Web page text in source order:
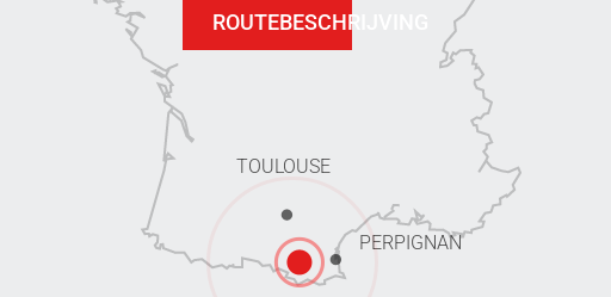
TOULOUSE
PERPIGNAN
ROUTEBESCHRIJVING